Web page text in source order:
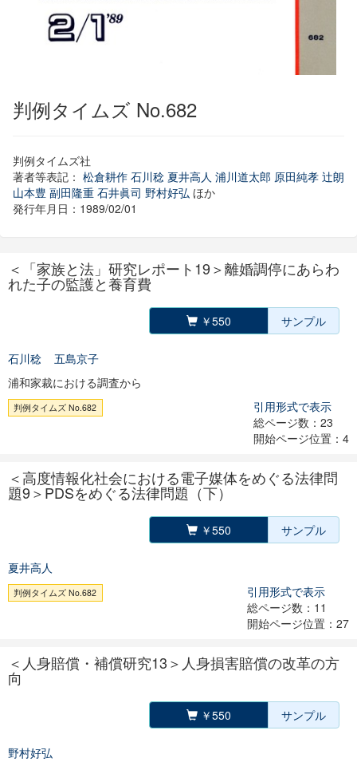
判例タイムズ No.682
判例タイムズ社
著者等表記： 松倉耕作 石川稔 夏井高人 浦川道太郎 原田純孝 辻朗
山本豊 副田隆重 石井眞司 野村好弘 ほか
発行年月日：1989/02/01
＜「家族と法」研究レポート19＞離婚調停にあらわ
れた子の監護と養育費
￥550 サンプル
石川稔
五島京子
浦和家裁における調査から
判例タイムズ No.682
引用形式で表示
総ページ数：23
開始ページ位置：4
＜高度情報化社会における電子媒体をめぐる法律問
題9＞PDSをめぐる法律問題（下）
￥550 サンプル
夏井高人
判例タイムズ No.682
引用形式で表示
総ページ数：11
開始ページ位置：27
＜人身賠償・補償研究13＞人身損害賠償の改革の方
向
￥550 サンプル
野村好弘